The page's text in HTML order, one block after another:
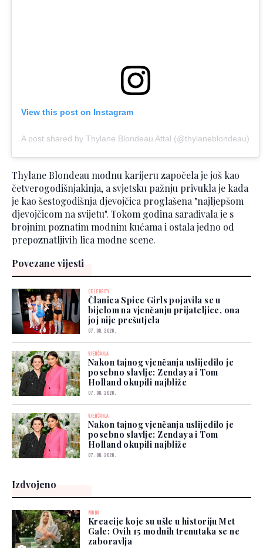
View this post on Instagram
A post shared by Thylane Blondeau Attal (@thylaneblondeau)
Thylane Blondeau modnu karijeru započela je još kao
četverogodišnjakinja, a svjetsku pažnju privukla je kada
je kao šestogodišnja djevojčica proglašena "najljepšom
djevojčicom na svijetu". Tokom godina sarađivala je s
brojnim poznatim modnim kućama i ostala jedno od
prepoznatljivih lica modne scene.
Povezane vijesti
CELEBRITY
Članica Spice Girls pojavila se u
bijelom na vjenčanju prijateljice, ona
joj nije prešutjela
07. 08. 2026.
VJENČANJA
Nakon tajnog vjenčanja uslijedilo je
posebno slavlje: Zendaya i Tom
Holland okupili najbliže
07. 08. 2026.
VJENČANJA
Nakon tajnog vjenčanja uslijedilo je
posebno slavlje: Zendaya i Tom
Holland okupili najbliže
07. 08. 2026.
Izdvojeno
MODA
Kreacije koje su ušle u historiju Met
Gale: Ovih 15 modnih trenutaka se ne
zaboravlja